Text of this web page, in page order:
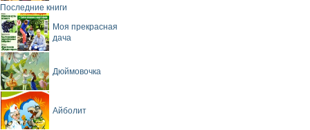
Последние книги
Моя прекрасная
дача
Дюймовочка
Айболит